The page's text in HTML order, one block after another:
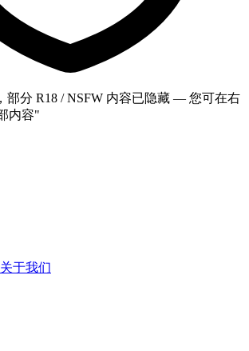
部分 R18 / NSFW 内容已隐藏 — 您可在右
内容"
关于我们